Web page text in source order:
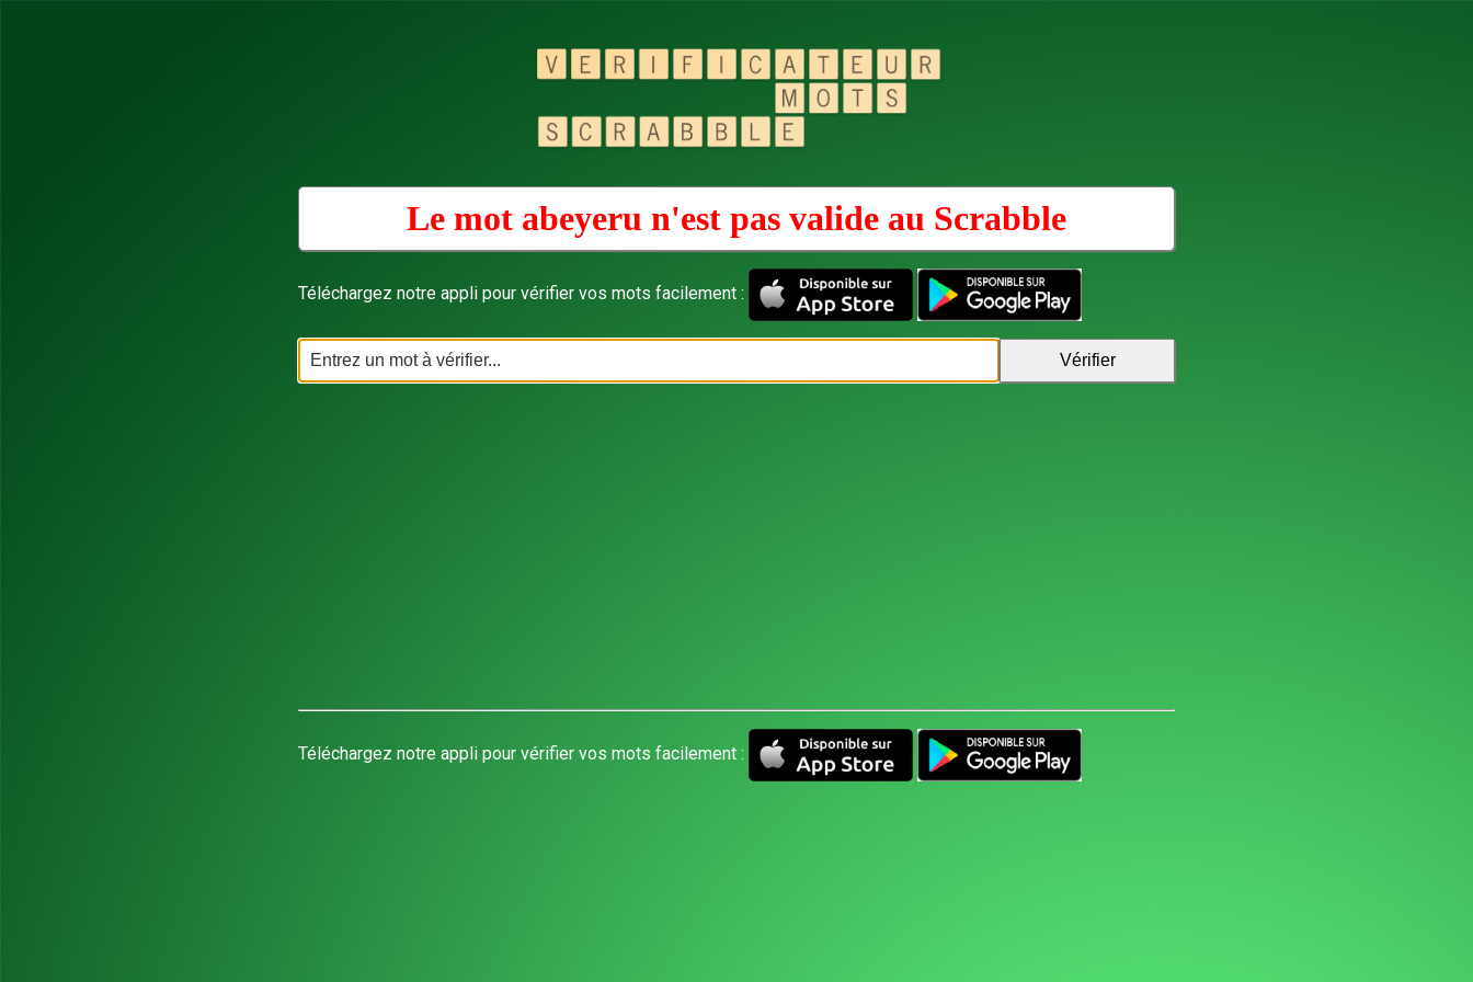
Le mot abeyeru n'est pas valide au Scrabble
Téléchargez notre appli pour vérifier vos mots facilement :
Téléchargez notre appli pour vérifier vos mots facilement :